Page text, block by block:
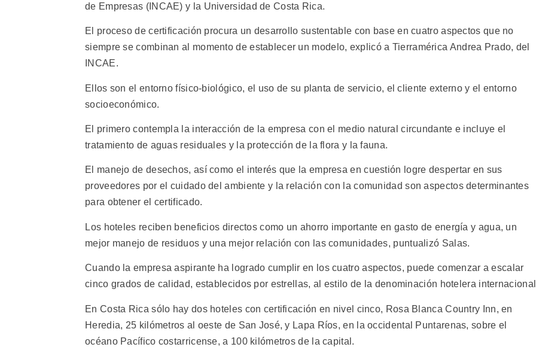
de Empresas (INCAE) y la Universidad de Costa Rica.
El proceso de certificación procura un desarrollo sustentable con base en cuatro aspectos que no
siempre se combinan al momento de establecer un modelo, explicó a Tierramérica Andrea Prado, del
INCAE.
Ellos son el entorno físico-biológico, el uso de su planta de servicio, el cliente externo y el entorno
socioeconómico.
El primero contempla la interacción de la empresa con el medio natural circundante e incluye el
tratamiento de aguas residuales y la protección de la flora y la fauna.
El manejo de desechos, así como el interés que la empresa en cuestión logre despertar en sus
proveedores por el cuidado del ambiente y la relación con la comunidad son aspectos determinantes
para obtener el certificado.
Los hoteles reciben beneficios directos como un ahorro importante en gasto de energía y agua, un
mejor manejo de residuos y una mejor relación con las comunidades, puntualizó Salas.
Cuando la empresa aspirante ha logrado cumplir en los cuatro aspectos, puede comenzar a escalar
cinco grados de calidad, establecidos por estrellas, al estilo de la denominación hotelera
En Costa Rica sólo hay dos hoteles con certificación en nivel cinco, Rosa Blanca Country Inn, en
Heredia, 25 kilómetros al oeste de San José, y Lapa Ríos, en la occidental Puntarenas, sobre el
océano Pacífico costarricense, a 100 kilómetros de la capital.